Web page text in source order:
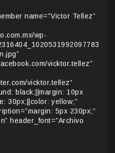
name=”Victor Tellez”
wp-
vicktor.tellez”
vicktor.tellez”
black;||margin: 10px
30px;||color: yellow;”
5px 230px;”
header_font=”Archivo